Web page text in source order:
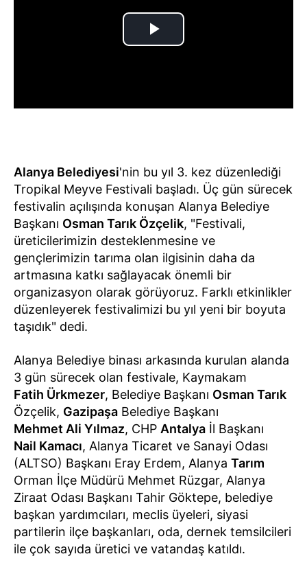
Alanya Belediyesi'nin bu yıl 3. kez düzenlediği
Tropikal Meyve Festivali başladı. Üç gün sürecek
festivalin açılışında konuşan Alanya Belediye
Başkanı Osman Tarık Özçelik, "Festivali,
üreticilerimizin desteklenmesine ve
gençlerimizin tarıma olan ilgisinin daha da
artmasına katkı sağlayacak önemli bir
organizasyon olarak görüyoruz. Farklı etkinlikler
düzenleyerek festivalimizi bu yıl yeni bir boyuta
taşıdık" dedi.
Alanya Belediye binası arkasında kurulan alanda
3 gün sürecek olan festivale, Kaymakam
Fatih Ürkmezer, Belediye Başkanı Osman Tarık
Özçelik, Gazipaşa Belediye Başkanı
Mehmet Ali Yılmaz, CHP Antalya İl Başkanı
Nail Kamacı, Alanya Ticaret ve Sanayi Odası
(ALTSO) Başkanı Eray Erdem, Alanya Tarım
Orman İlçe Müdürü Mehmet Rüzgar, Alanya
Ziraat Odası Başkanı Tahir Göktepe, belediye
başkan yardımcıları, meclis üyeleri, siyasi
partilerin ilçe başkanları, oda, dernek temsilcileri
ile çok sayıda üretici ve vatandaş katıldı.